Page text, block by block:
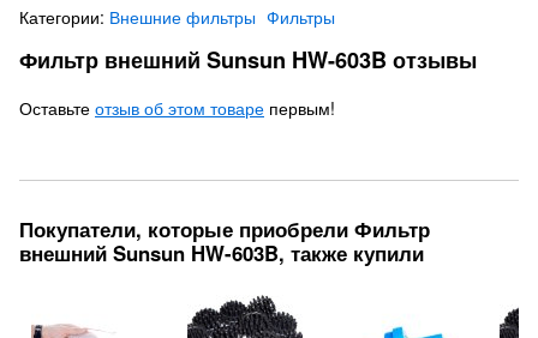
Категории: Внешние фильтры Фильтры
Фильтр внешний Sunsun HW-603B отзывы
Оставьте отзыв об этом товаре первым!
Покупатели, которые приобрели Фильтр
внешний Sunsun HW-603B, также купили